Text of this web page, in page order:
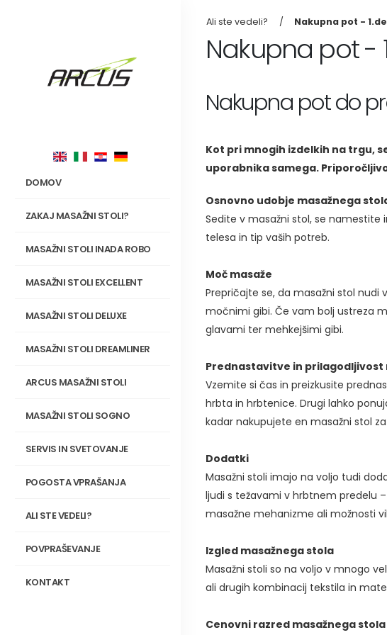
DOMOV
ZAKAJ MASAŽNI STOLI?
MASAŽNI STOLI INADA ROBO
MASAŽNI STOLI EXCELLENT
MASAŽNI STOLI DELUXE
MASAŽNI STOLI DREAMLINER
ARCUS MASAŽNI STOLI
MASAŽNI STOLI SOGNO
SERVIS IN SVETOVANJE
POGOSTA VPRAŠANJA
ALI STE VEDELI?
POVPRAŠEVANJE
KONTAKT
Ali ste vedeli? Nakupna pot -
Nakupna pot -
Nakupna pot do
Kot pri mnogih izdelkih na trgu,
uporabnika samega.
Osnovno udobje masažnega
Sedite v masažni stol, se namestite
telesa in tip vaših potreb.
Moč masaže
Prepričajte se, da masažni stol
močnimi gibi. Če vam bolj ustreza
glavami ter mehkejšimi gibi.
Prednastavitve in prilagodljivost
Vzemite si čas in preizkusite
hrbta in hrbtenice. Drugi lahko
kadar nakupujete en masažni stol
Dodatki
Masažni stoli imajo na voljo tudi
ljudi s težavami v hrbtnem predelu
masažne mehanizme ali možnosti
Izgled masažnega stola
Masažni stoli so na voljo v mnogo
ali drugih kombinacij tekstila in
Cenovni razred masažnega stola